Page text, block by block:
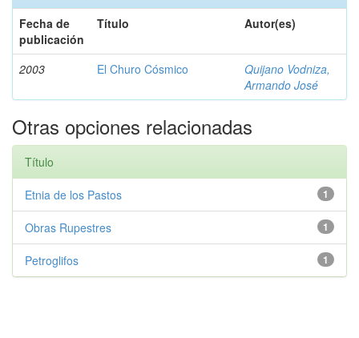
Fecha de
publicación
Título Autor(es)
2003 El Churo Cósmico
Quijano Vodniza,
Armando José
Otras opciones relacionadas
Título
1
Etnia de los Pastos
1
Obras Rupestres
1
Petroglifos